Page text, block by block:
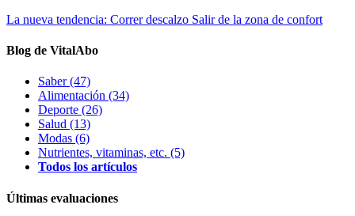
La nueva tendencia: Correr descalzo Salir de la zona de confort
Blog de VitalAbo
Saber(47)
Alimentación (34)
Deporte (26)
Salud (13)
Modas (6)
Nutrientes, vitaminas, etc. (5)
Todos los artículos
Últimas evaluaciones